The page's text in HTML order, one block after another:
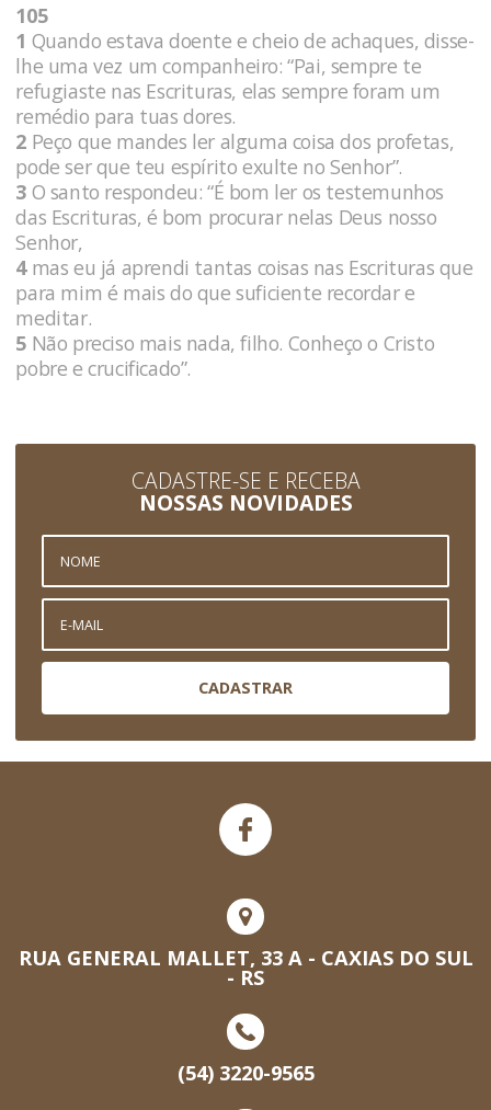
105
1 Quando estava doente e cheio de achaques, disse-
lhe uma vez um companheiro: “Pai, sempre te
refugiaste nas Escrituras, elas sempre foram um
remédio para tuas dores.
2 Peço que mandes ler alguma coisa dos profetas,
pode ser que teu espírito exulte no Senhor”.
3 O santo respondeu: “É bom ler os testemunhos
das Escrituras, é bom procurar nelas Deus nosso
Senhor,
4mas eu já aprendi tantas coisas nas Escrituras que
para mim é mais do que suficiente recordar e
meditar.
5 Não preciso mais nada, filho. Conheço o Cristo
pobre e crucificado”.
CADASTRE-SE E RECEBA
NOSSAS NOVIDADES
CADASTRAR
RUA GENERAL MALLET, 33 A - CAXIAS DO SUL
- RS
(54) 3220-9565